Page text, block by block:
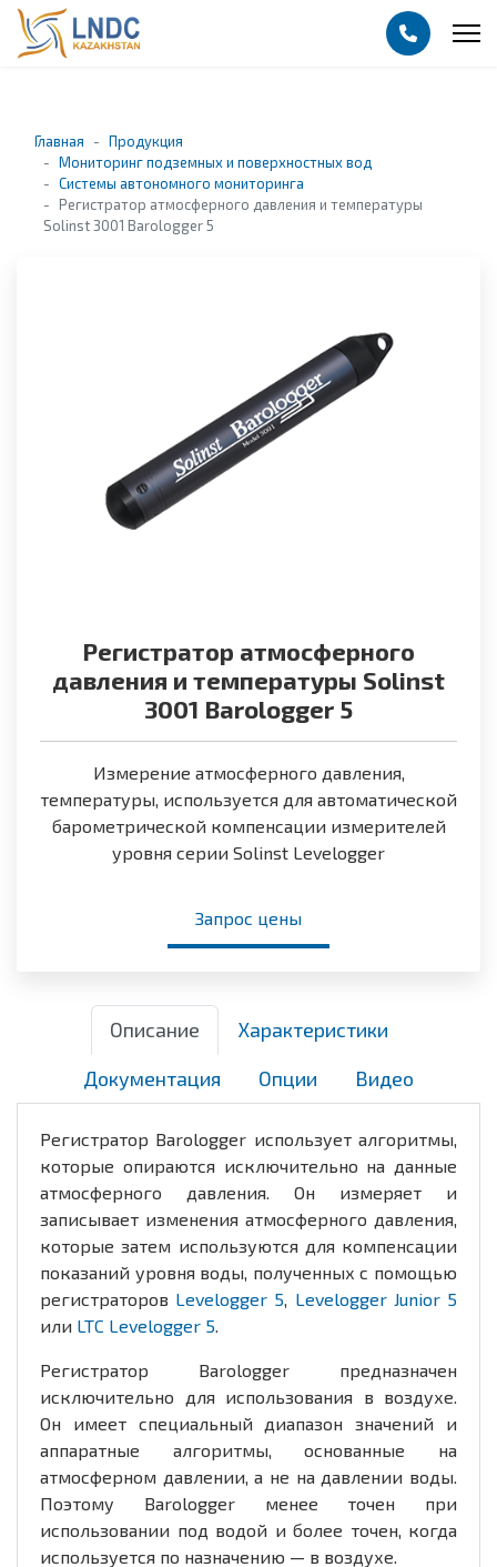
Главная
Продукция
Мониторинг подземных и поверхностных вод
Системы автономного мониторинга
Регистратор атмосферного давления и температуры
Solinst 3001 Barologger 5
Регистратор атмосферного
давления и температуры Solinst
3001 Barologger 5
Измерение атмосферного давления,
температуры, используется для автоматической
барометрической компенсации измерителей
уровня серии Solinst Levelogger
Запрос цены
Описание
Характеристики
Документация
Опции Видео
Регистратор Barologger использует алгоритмы,
которые опираются исключительно на данные
атмосферного давления. Он измеряет и
записывает изменения атмосферного давления,
которые затем используются для компенсации
показаний уровня воды, полученных с помощью
регистраторов Levelogger 5
Levelogger Junior 5
или LTC Levelogger 5
Регистратор Barologger предназначен
исключительно для использования в воздухе.
Он имеет специальный диапазон значений и
аппаратные алгоритмы, основанные на
атмосферном давлении, а не на давлении воды.
Поэтому Barologger менее точен при
использовании под водой и более точен, когда
используется по назначению — в воздухе.